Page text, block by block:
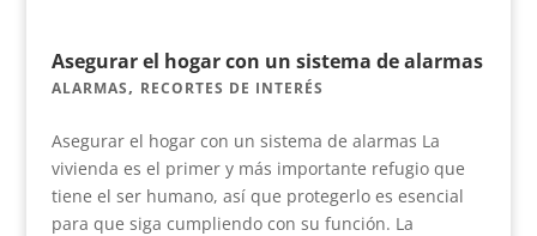
Asegurar el hogar con un sistema de alarmas
ALARMAS, RECORTES DE INTERÉS
Asegurar el hogar con un sistema de alarmas La
vivienda es el primer y más importante refugio que
tiene el ser humano, así que protegerlo es esencial
para que siga cumpliendo con su función. La